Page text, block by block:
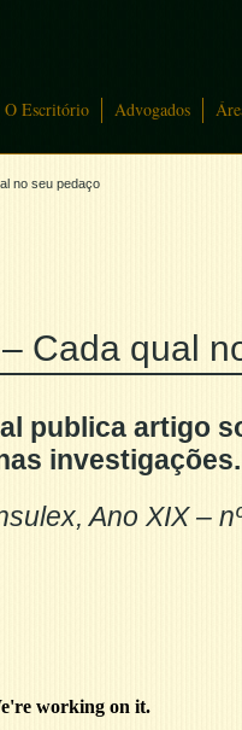
O Escritório Advogados
no seu pedaço
Cada qual
publica artigo
investigações.
Ano XIX –